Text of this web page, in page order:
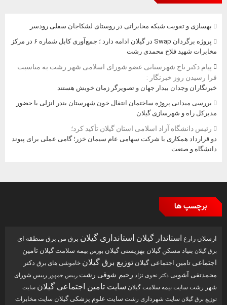
بهسازی و تقویت شبکه مخابراتی در روستای لشکاجان سفلی رودسر
پروژه برگردان Swap در گیلان ادامه دارد ؛ جمع‌آوری کابل شماره ۶ در مرکز
مخابرات شهید فلاح محمدی رشت
پیام دکتر تاج شهرستانی عضو شورای اسلامی شهر رشت به مناسبت
فرا رسیدن روز خبرنگار :
خبرنگاران وجدان بیدار جهان و تصویرگر زمان خویش هستند
بررسی میدانی پروژه ساختمان انتقال خون شهرستان بندر انزلی با حضور
مدیرکل راه و شهرسازی گیلان
رئیس دانشگاه آزاد اسلامی استان گیلان تأکید کرد؛
دو قرارداد همکاری با شرکت سهامی عام سیمان خزر؛ گامی عملی برای پیوند
دانشگاه و صنعت
برچسپ ها
ارسلان زارع استاندار گیلان استانداری گیلان برق من برق منطقه ای
برق گیلان بنیاد مسکن گیلان بهزیستی گیلان بورس بیمه سلامت گیلان تامین
اجتماعی تامین اجتماعی گیلان توزیع برق گیلان خاموشی های برق دکتر
محمدتقی آشوبی دکتر نحوی نژاد رحیم شوقی رشت رییس جمهور رییس شورای
شهر رشت سایت بیمه سلامت گیلان سایت تامین اجتماعی گیلان سایت
توزیع برق گیلان سایت شهرداری رشت سایت علوم پزشکی گیلان سایت مخابرات